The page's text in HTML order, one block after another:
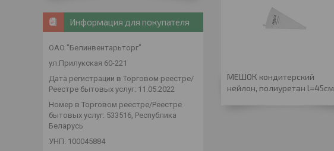
МЕШОК кондитерский
нейлон, полиуретан l=45cм
Информация для покупателя
ОАО "Белинвентарьторг"
ул.Прилукская 60-221
Дата регистрации в Торговом реестре/
Реестре бытовых услуг: 11.05.2022
Номер в Торговом реестре/Реестре
бытовых услуг: 533516, Республика
Беларусь
УНП: 100045884